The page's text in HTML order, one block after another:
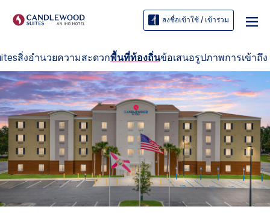
ลงชื่อเข้าใช้ / เข้าร่วม
สิ่งอำนวยความสะดวกพื้นที่ท้องถิ่นข้อเสนอรูปภาพการเข้าถึง